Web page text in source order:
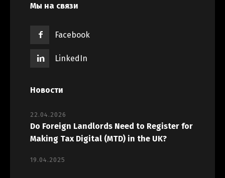
Мы на связи
Facebook
LinkedIn
Новости
22.04.2026
Do Foreign Landlords Need to Register for
Making Tax Digital (MTD) in the UK?
19.04.2025